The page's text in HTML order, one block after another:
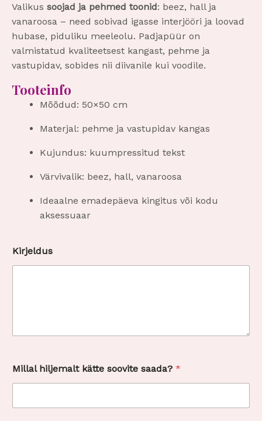
Valikus soojad ja pehmed toonid: beez, hall ja
vanaroosa – need sobivad igasse interjööri ja loovad
hubase, piduliku meeleolu. Padjapüür on
valmistatud kvaliteetsest kangast, pehme ja
vastupidav, sobides nii diivanile kui voodile.
Tooteinfo
Mõõdud: 50×50 cm
Materjal: pehme ja vastupidav kangas
Kujundus: kuumpressitud tekst
Värvivalik: beez, hall, vanaroosa
Ideaalne emadepäeva kingitus või kodu
aksessuaar
Kirjeldus
Millal hiljemalt kätte soovite saada? *